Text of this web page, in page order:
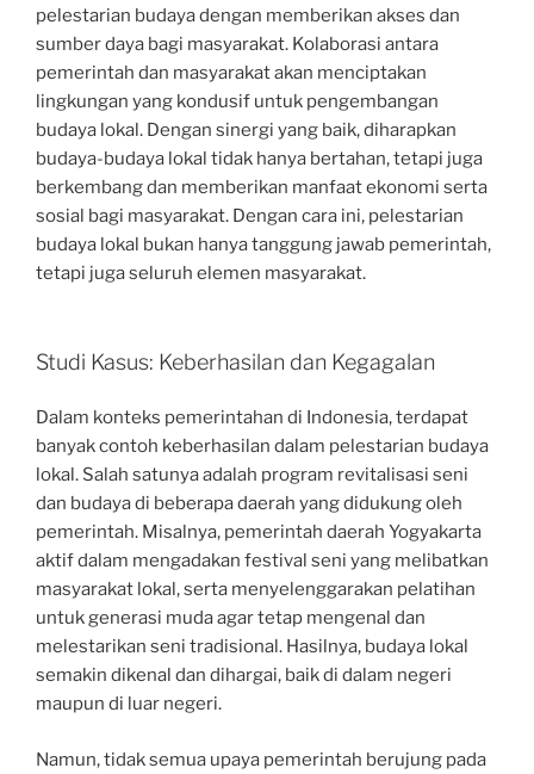
pelestarian budaya dengan memberikan akses dan
sumber daya bagi masyarakat. Kolaborasi antara
pemerintah dan masyarakat akan menciptakan
lingkungan yang kondusif untuk pengembangan
budaya lokal. Dengan sinergi yang baik, diharapkan
budaya-budaya lokal tidak hanya bertahan, tetapi juga
berkembang dan memberikan manfaat ekonomi serta
sosial bagi masyarakat. Dengan cara ini, pelestarian
budaya lokal bukan hanya tanggung jawab pemerintah,
tetapi juga seluruh elemen masyarakat.
Studi Kasus: Keberhasilan dan Kegagalan
Dalam konteks pemerintahan di Indonesia, terdapat
banyak contoh keberhasilan dalam pelestarian budaya
lokal. Salah satunya adalah program revitalisasi seni
dan budaya di beberapa daerah yang didukung oleh
pemerintah. Misalnya, pemerintah daerah Yogyakarta
aktif dalam mengadakan festival seni yang melibatkan
masyarakat lokal, serta menyelenggarakan pelatihan
untuk generasi muda agar tetap mengenal dan
melestarikan seni tradisional. Hasilnya, budaya lokal
semakin dikenal dan dihargai, baik di dalam negeri
maupun di luar negeri.
Namun, tidak semua upaya pemerintah berujung pada